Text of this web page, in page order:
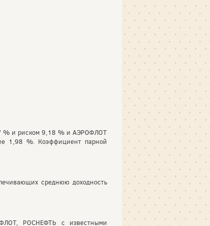
% и риском 9,18 % и АЭРОФЛОТ
1,98 %. Коэффициент парной
среднюю доходность
РОСНЕФТЬ с известными